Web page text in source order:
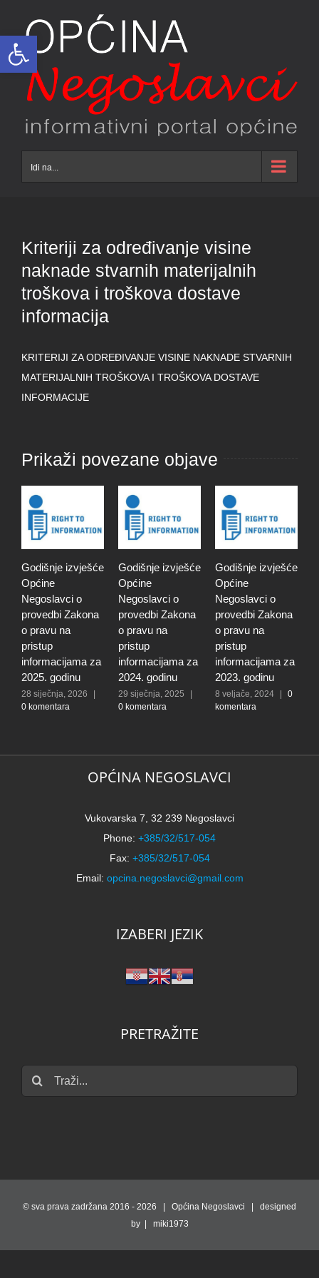
Open toolbar
content
Idi na...
Kriteriji za određivanje visine
naknade stvarnih materijalnih
troškova i troškova dostave
informacija
KRITERIJI ZA ODREĐIVANJE VISINE NAKNADE STVARNIH
MATERIJALNIH TROŠKOVA I TROŠKOVA DOSTAVE
INFORMACIJE
Prikaži povezane objave
Godišnje izvješće
Općine
Negoslavci o
provedbi Zakona
o pravu na
pristup
informacijama za
2025. godinu
28 siječnja, 2026
0 komentara
Godišnje izvješće
Općine
Negoslavci o
provedbi Zakona
o pravu na
pristup
informacijama za
2024. godinu
29 siječnja, 2025
0 komentara
Godišnje izvješće
Općine
Negoslavci o
provedbi Zakona
o pravu na
pristup
informacijama za
2023. godinu
8 veljače, 2024
0
komentara
OPĆINA NEGOSLAVCI
Vukovarska 7, 32 239 Negoslavci
Phone: +385/32/517-054
Fax: +385/32/517-054
Email: opcina.negoslavci@gmail.com
IZABERI JEZIK
PRETRAŽITE
Traži...
© sva prava zadržana 2016 - 2026 | Općina Negoslavci | designed
by | miki1973